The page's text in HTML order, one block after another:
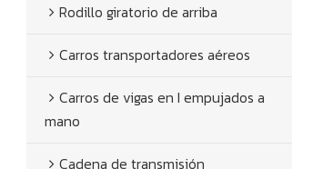
Rodillo giratorio de arriba
Carros transportadores aéreos
Carros de vigas en I empujados a
mano
Cadena de transmisión